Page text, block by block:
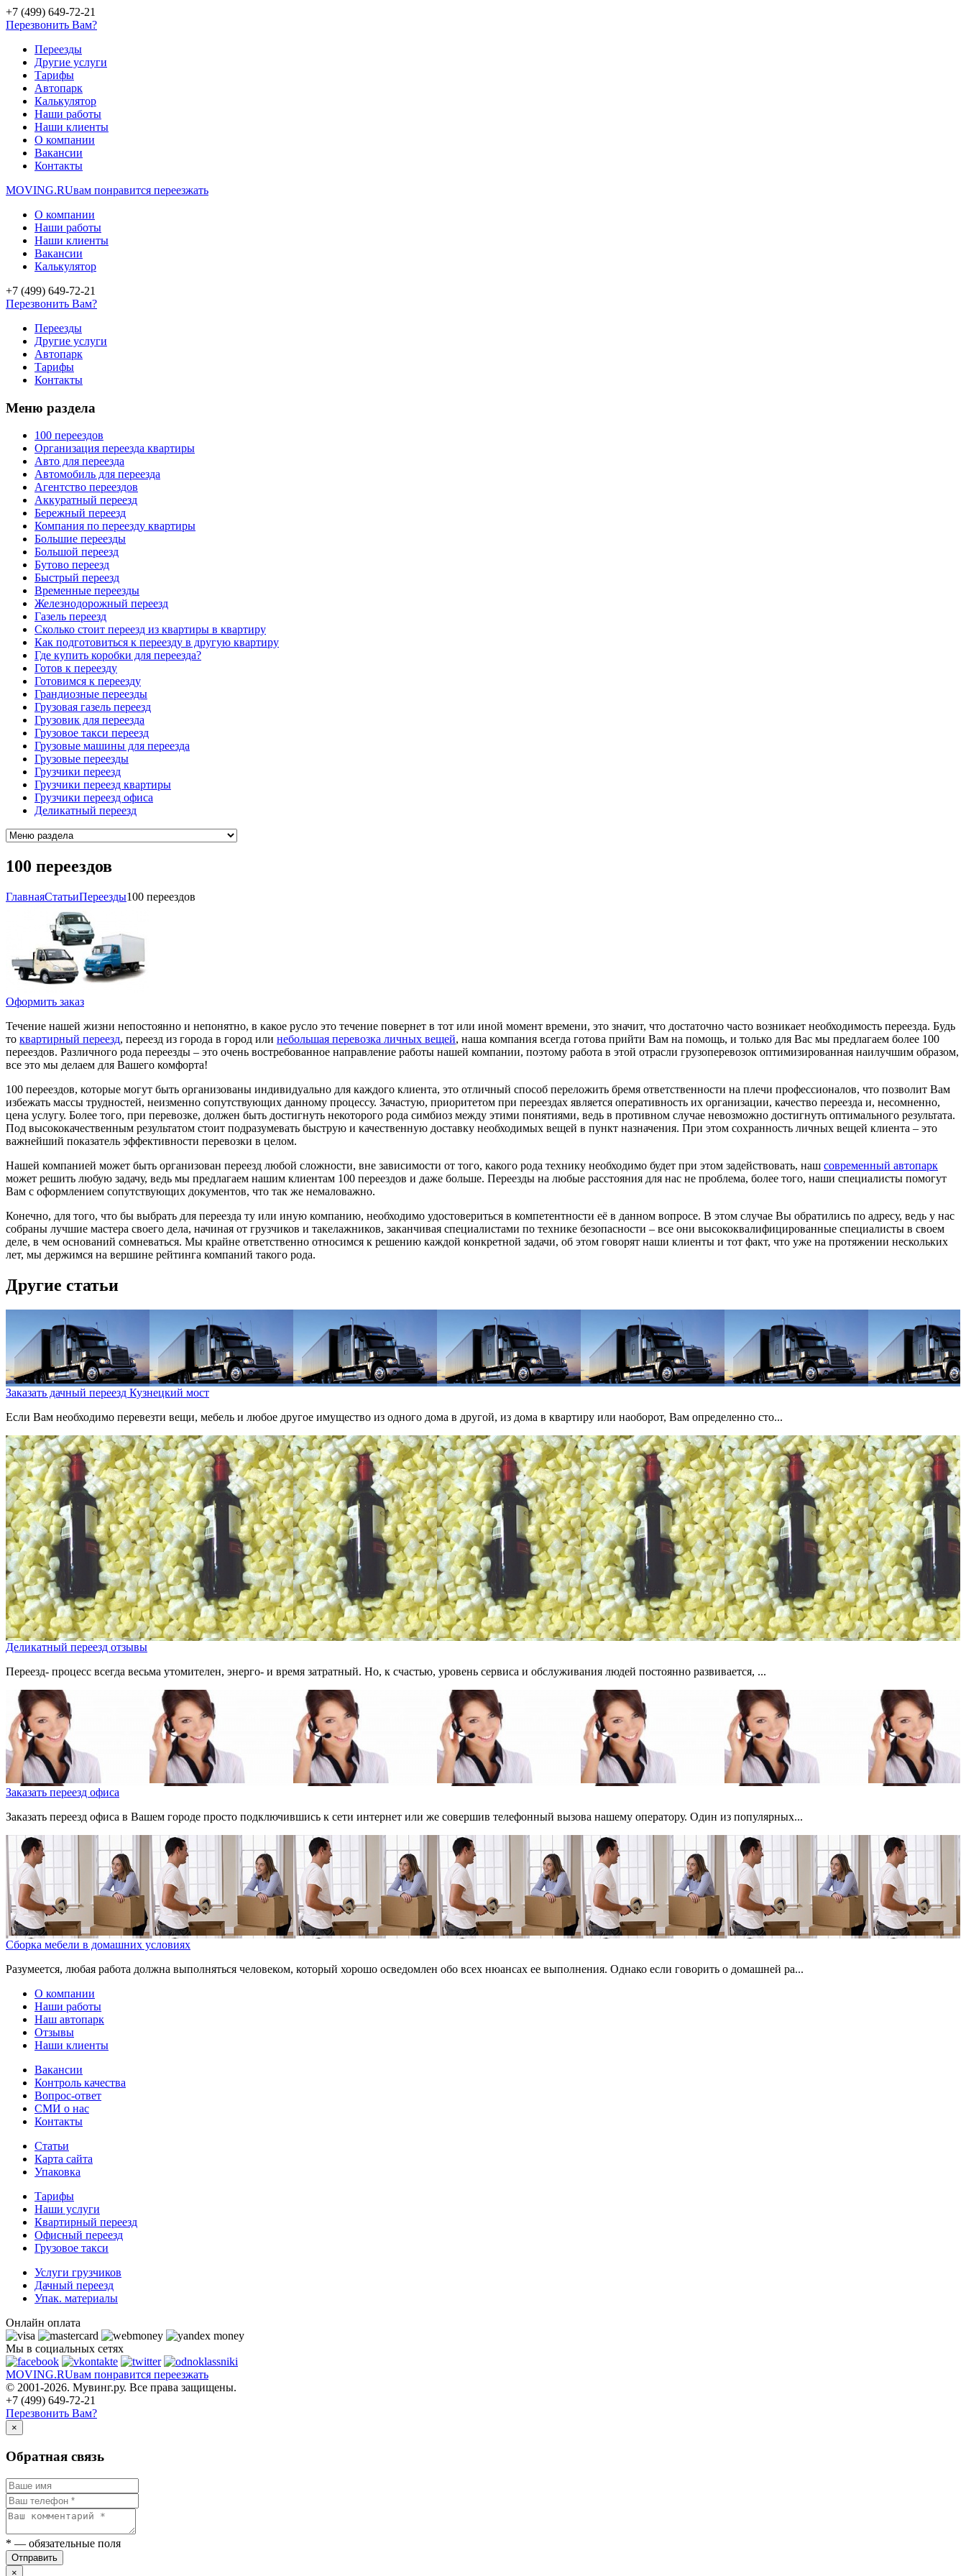
+7 (499) 649-72-21
Перезвонить Вам?
Переезды
Другие услуги
Тарифы
Автопарк
Калькулятор
Наши работы
Наши клиенты
О компании
Вакансии
Контакты
MOVING.RUвам понравится переезжать
О компании
Наши работы
Наши клиенты
Вакансии
Калькулятор
+7 (499) 649-72-21
Перезвонить Вам?
Переезды
Другие услуги
Автопарк
Тарифы
Контакты
Меню раздела
100 переездов
Организация переезда квартиры
Авто для переезда
Автомобиль для переезда
Агентство переездов
Аккуратный переезд
Бережный переезд
Компания по переезду квартиры
Большие переезды
Большой переезд
Бутово переезд
Быстрый переезд
Временные переезды
Железнодорожный переезд
Газель переезд
Сколько стоит переезд из квартиры в квартиру
Как подготовиться к переезду в другую квартиру
Где купить коробки для переезда?
Готов к переезду
Готовимся к переезду
Грандиозные переезды
Грузовая газель переезд
Грузовик для переезда
Грузовое такси переезд
Грузовые машины для переезда
Грузовые переезды
Грузчики переезд
Грузчики переезд квартиры
Грузчики переезд офиса
Деликатный переезд
100 переездов
ГлавнаяCтатьиПереезды100 переездов
Оформить заказ
Течение нашей жизни непостоянно и непонятно, в какое русло это течение повернет в тот или иной момент времени, это значит, что достаточно часто возникает необходимость переезда. Будь
то квартирный переезд, переезд из города в город или небольшая перевозка личных вещей, наша компания всегда готова прийти Вам на помощь, и только для Вас мы предлагаем более 100
переездов. Различного рода переезды – это очень востребованное направление работы нашей компании, поэтому работа в этой отрасли грузоперевозок оптимизированная наилучшим образом,
все это мы делаем для Вашего комфорта!
100 переездов, которые могут быть организованы индивидуально для каждого клиента, это отличный способ переложить бремя ответственности на плечи профессионалов, что позволит Вам
избежать массы трудностей, неизменно сопутствующих данному процессу. Зачастую, приоритетом при переездах является оперативность их организации, качество переезда и, несомненно,
цена услугу. Более того, при перевозке, должен быть достигнуть некоторого рода симбиоз между этими понятиями, ведь в противном случае невозможно достигнуть оптимального результата.
Под высококачественным результатом стоит подразумевать быструю и качественную доставку необходимых вещей в пункт назначения. При этом сохранность личных вещей клиента – это
важнейший показатель эффективности перевозки в целом.
Нашей компанией может быть организован переезд любой сложности, вне зависимости от того, какого рода технику необходимо будет при этом задействовать, наш современный автопарк
может решить любую задачу, ведь мы предлагаем нашим клиентам 100 переездов и даже больше. Переезды на любые расстояния для нас не проблема, более того, наши специалисты помогут
Вам с оформлением сопутствующих документов, что так же немаловажно.
Конечно, для того, что бы выбрать для переезда ту или иную компанию, необходимо удостовериться в компетентности её в данном вопросе. В этом случае Вы обратились по адресу, ведь у нас
собраны лучшие мастера своего дела, начиная от грузчиков и такелажников, заканчивая специалистами по технике безопасности – все они высококвалифицированные специалисты в своем
деле, в чем оснований сомневаться. Мы крайне ответственно относимся к решению каждой конкретной задачи, об этом говорят наши клиенты и тот факт, что уже на протяжении нескольких
лет, мы держимся на вершине рейтинга компаний такого рода.
Другие статьи
Заказать дачный переезд Кузнецкий мост
Если Вам необходимо перевезти вещи, мебель и любое другое имущество из одного дома в другой, из дома в квартиру или наоборот, Вам определенно сто...
Деликатный переезд отзывы
Переезд- процесс всегда весьма утомителен, энерго- и время затратный. Но, к счастью, уровень сервиса и обслуживания людей постоянно развивается, ...
Заказать переезд офиса
Заказать переезд офиса в Вашем городе просто подключившись к сети интернет или же совершив телефонный вызова нашему оператору. Один из популярных...
Сборка мебели в домашних условиях
Разумеется, любая работа должна выполняться человеком, который хорошо осведомлен обо всех нюансах ее выполнения. Однако если говорить о домашней ра...
О компании
Наши работы
Наш автопарк
Отзывы
Наши клиенты
Вакансии
Контроль качества
Вопрос-ответ
СМИ о нас
Контакты
Статьи
Карта сайта
Упаковка
Тарифы
Наши услуги
Квартирный переезд
Офисный переезд
Грузовое такси
Услуги грузчиков
Дачный переезд
Упак. материалы
Онлайн оплата
Мы в социальных сетях
MOVING.RUвам понравится переезжать
© 2001-2026. Мувинг.ру. Все права защищены.
+7 (499) 649-72-21
Перезвонить Вам?
×
Обратная связь
* — обязательные поля
Отправить
×